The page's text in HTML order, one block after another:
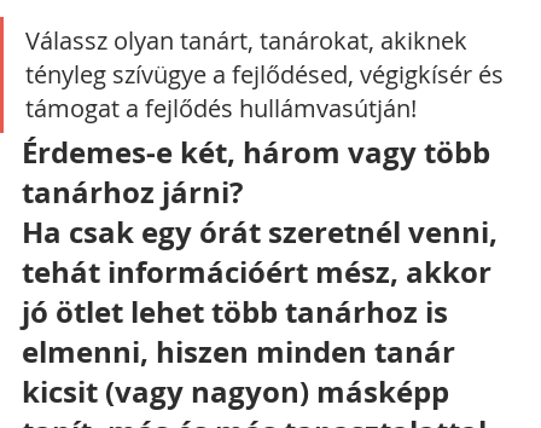
Válassz olyan tanárt, tanárokat, akiknek
tényleg szívügye a fejlődésed, végigkísér és
támogat a fejlődés hullámvasútján!
Érdemes-e két, három vagy több
tanárhoz járni?
Ha csak egy órát szeretnél venni,
tehát információért mész, akkor
jó ötlet lehet több tanárhoz is
elmenni, hiszen minden tanár
kicsit (vagy nagyon) másképp